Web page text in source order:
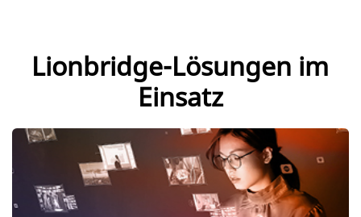
Lionbridge-Lösungen im
Einsatz